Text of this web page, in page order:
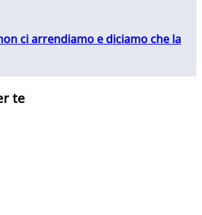
ci arrendiamo e diciamo che la
te